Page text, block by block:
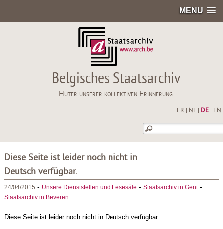
MENU
Belgisches Staatsarchiv
Hüter unserer kollektiven Erinnerung
FR NL| DE| EN
Diese Seite ist leider noch nicht in
Deutsch verfügbar.
24/04/2015 - Unsere Dienststellen und Lesesäle - Staatsarchiv in Gent-
Staatsarchiv in Beveren
Diese Seite ist leider noch nicht in Deutsch verfügbar.